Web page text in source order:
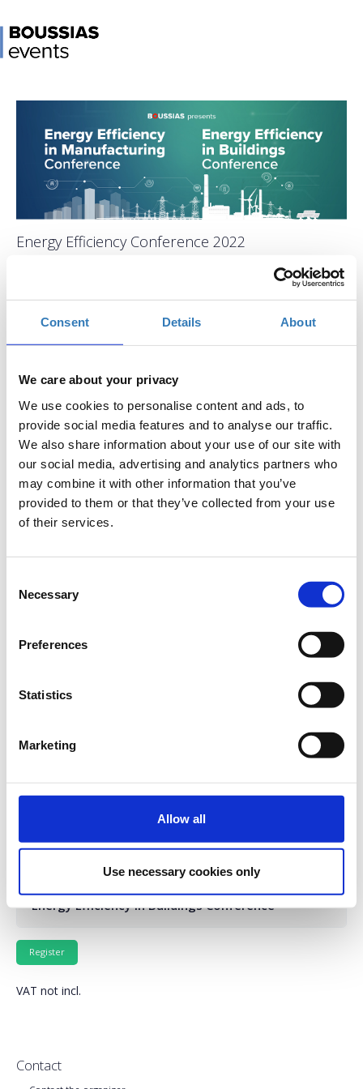
Consent Details About
We care about your privacy
We use cookies to personalise content and ads, to
provide social media features and to analyse our traffic.
We also share information about your use of our site with
our social media, advertising and analytics partners who
may combine it with other information that you’ve
provided to them or that they’ve collected from your use
of their services.
Selection
Necessary
Preferences
Statistics
Marketing
Allow all
Use necessary cookies only
Energy Efficiency Conference 2022
Tuesday, June 28, 2022 9:00 AM
Ίδρυμα Ευγενίδου, Athina
Το Energy Efficiency Conference γιορτάζει φέτος τη
σημαντική επέτειο 10 ετών! Σε αυτή την πορεία,
περισσότερες από 370 εταιρείες έλαβαν γνώση
βέλτιστων πρακτικών και λύσεων ενεργειακής
αναβάθμισης, εξοικονόμησης και αποδοτικότητας, που
προάγουν τη βιώσιμη και αειφόρο ανάπτυξη.
περιεχόμενο στο σύνολο των stakeholders! Σε μία
στον ίδιο χώρο, καλύπτοντας στοχευμένα τον κτιριακό
κλάδο με το “Energy Efficiency in Buildings Conference”,
και τον κλάδο της βιομηχανίας με το “Energy Efficiency
in Manufacturing Conference”. Μείνετε συντονισμένοι!
Energy Efficiency in Manufacturing Conference
Energy Efficiency in Buildings Conference
VAT not incl.
Contact